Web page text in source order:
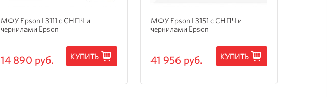
МФУ Epson L3111 с СНПЧ и
чернилами Epson
14 890 руб. КУПИТЬ
МФУ Epson L3151 с СНПЧ и
чернилами Epson
41 956 руб. КУПИТЬ